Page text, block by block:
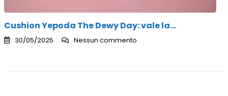
Cushion Yepoda The Dewy Day: vale la…
30/05/2025 Nessun commento